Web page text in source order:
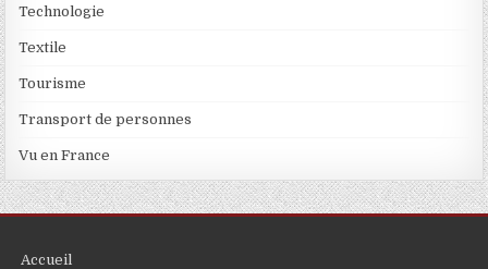
Technologie
Textile
Tourisme
Transport de personnes
Vu en France
Accueil